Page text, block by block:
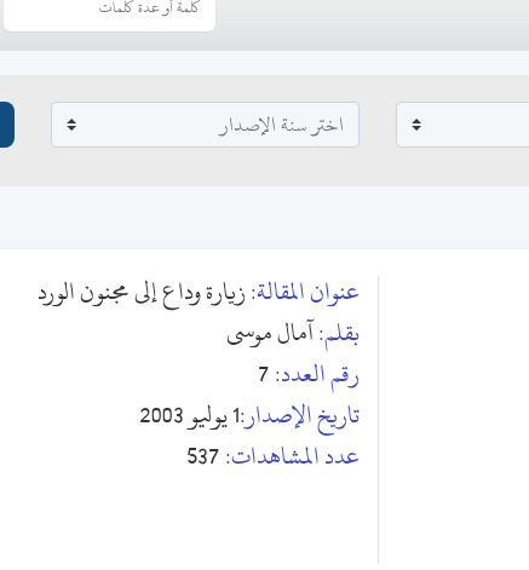
عنوان المقالة:زيارة وداع إلى مجنون الورد
بقلم:آمال موسى
رقم العدد:7
تاريخ الإصدار:1 يوليو 2003
عدد المشاهدات:537